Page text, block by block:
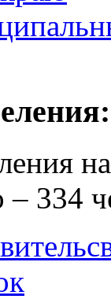
– 334